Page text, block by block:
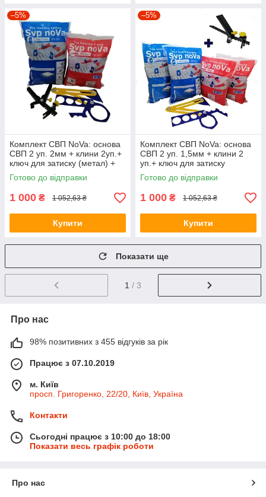
–5%
Комплект СВП NoVa: основа
СВП 2 уп. 2мм + клини 2уп.+
ключ для затиску (метал) +
шаблон NoVa
Готово до відправки
1 000 ₴ 1 052,63 ₴
Купити
–5%
Комплект СВП NoVa: основа
СВП 2 уп. 1,5мм + клини 2
уп.+ ключ для затиску
(метал) + шаблон NoVa
Готово до відправки
1 000 ₴ 1 052,63 ₴
Купити
Показати ще
1 / 3
Про нас
98% позитивних з 455 відгуків за рік
Працює з 07.10.2019
м. Київ
просп. Григоренко, 22/20, Київ, Україна
Контакти
Сьогодні працює з 10:00 до 18:00
Показати весь графік роботи
Про нас